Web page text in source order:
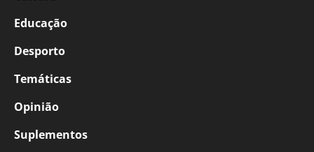
Educação
Desporto
Temáticas
Opinião
Suplementos